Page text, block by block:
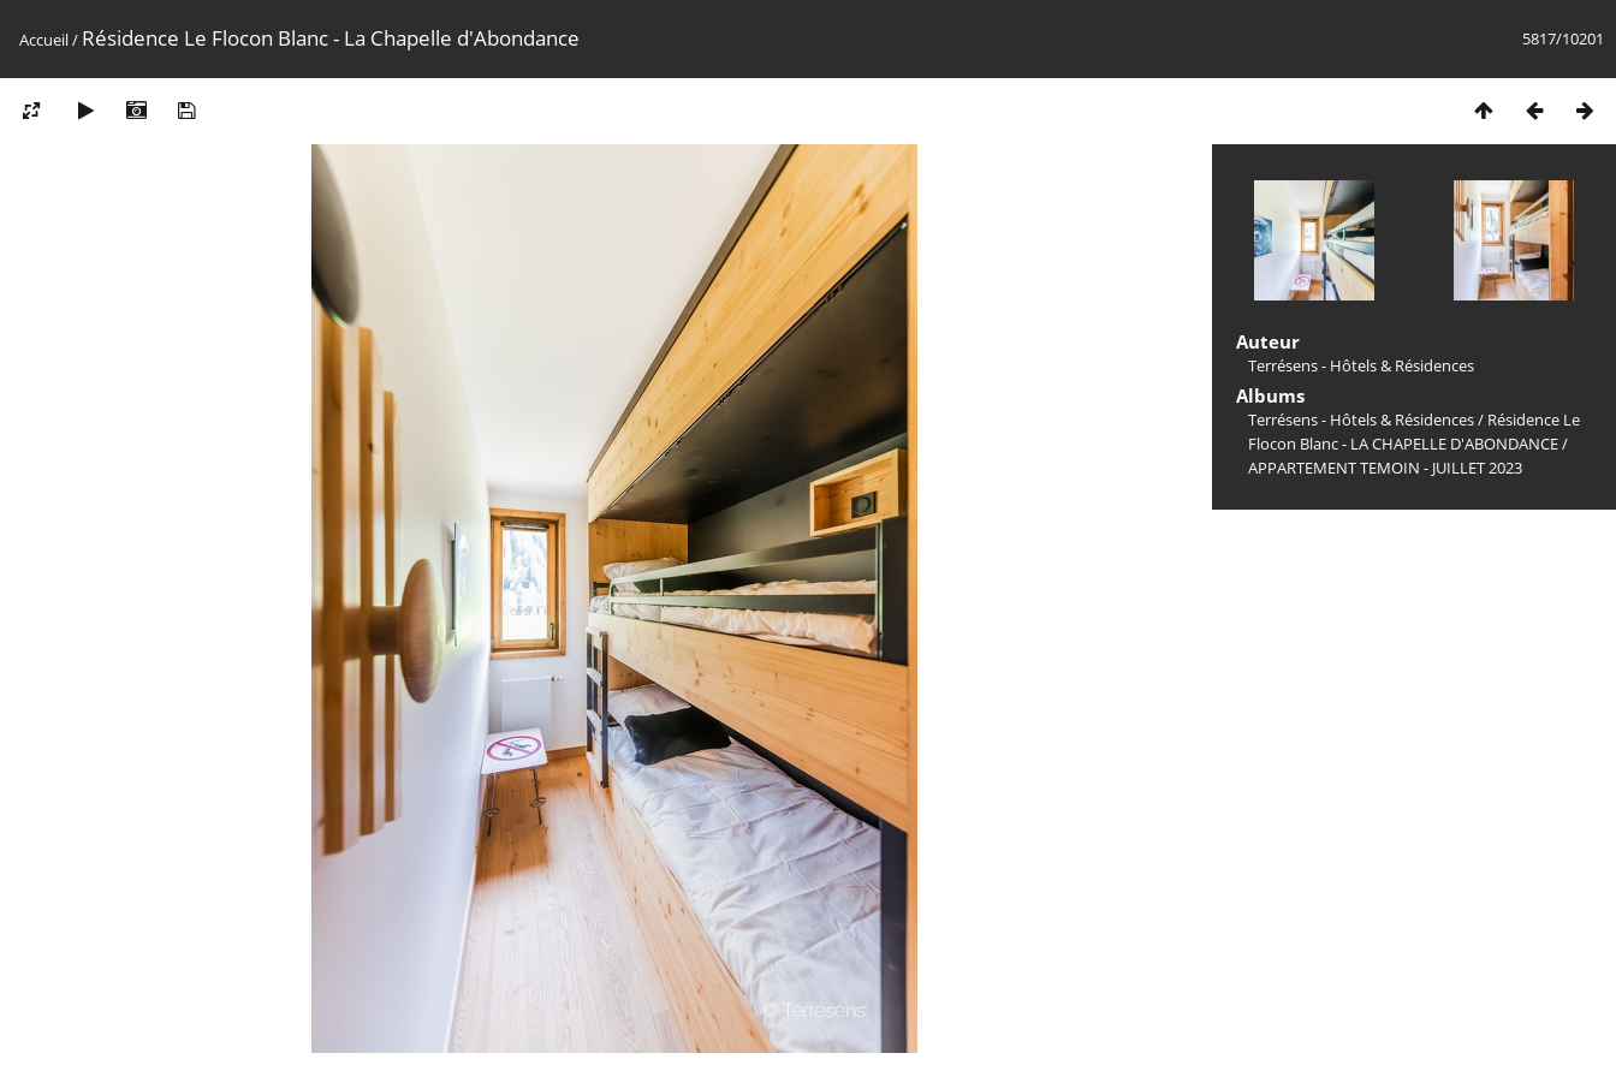
5817/10201
Accueil/ Résidence Le Flocon Blanc - La Chapelle d'Abondance
Auteur
Terrésens - Hôtels & Résidences
Albums
Terrésens - Hôtels & Résidences/ Résidence Le
Flocon Blanc - LA CHAPELLE D'ABONDANCE/
APPARTEMENT TEMOIN - JUILLET 2023